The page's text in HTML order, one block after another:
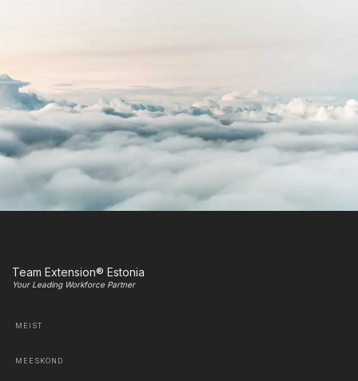
Team Extension® Estonia
Your Leading Workforce Partner
MEIST
MEESKOND